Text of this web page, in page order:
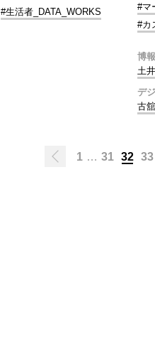
#生活者_DATA_WORKS
#マ
#カ
博
土
デ
古
1 … 31 32 33